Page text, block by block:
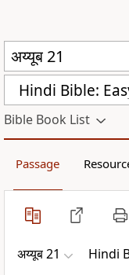
Hindi Bible:
Bible Book List
Passage
अय्यूब 21 Hindi